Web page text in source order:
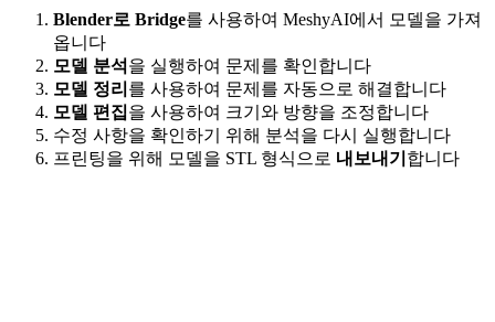
Blender로 Bridge를 사용하여 MeshyAI에서 모델을 가져
옵니다
모델 분석 을 실행하여 문제를 확인합니다
모델 정리 를 사용하여 문제를 자동으로 해결합니다
모델 편집을 사용하여 크기와 방향을 조정합니다
수정 사항을 확인하기 위해 분석을 다시 실행합니다
프린팅을 위해 모델을 STL 형식으로 내보내기 합니다